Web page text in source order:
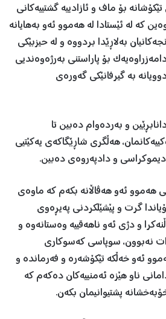
بۆ ماف و ئازادییە گشتییەکانی
کە لە ئێستادا لە هەموو ئەو بەهایانە
بەلاڕێدا بردووە و لە حیزبێکی
بۆ پاراستنی بەرژەوەندیی
بە گیرفانێکی گەورەی
و بەردەوام دەبین تا
هەڵگری شاڕێگاکەی یەکێتیی
و دادپەروەی دەبین.
ئەو هەڤاڵانە بکەم کە ماوەی
گرت و پێشێلکردنی پەیڕەوی
و دژی ئەو ناهەقییە وەستانەوە و
نەبوون، سوپاسی کەسوکاری
ئەو خەڵکە تێکۆشەرە و فەرماندە و
ناو هێزە ئەمنییەکان دەکەم کە
پشتیوانیمان بکەن.